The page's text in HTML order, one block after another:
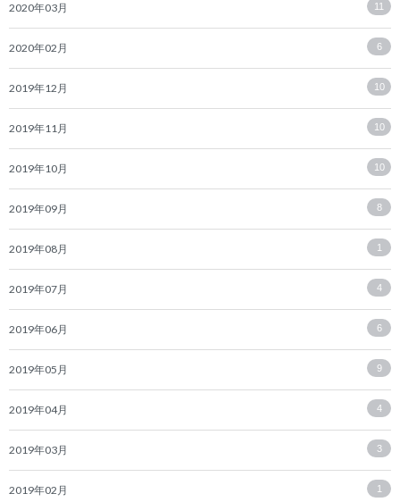
2020年03月 11
2020年02月 6
2019年12月 10
2019年11月 10
2019年10月 10
2019年09月 8
2019年08月 1
2019年07月 4
2019年06月 6
2019年05月 9
2019年04月 4
2019年03月 3
2019年02月 1